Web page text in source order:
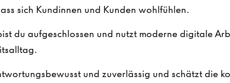
sich Kundinnen und Kunden wohlfühlen.
du aufgeschlossen und nutzt moderne digitale
und zuverlässig und schätzt die